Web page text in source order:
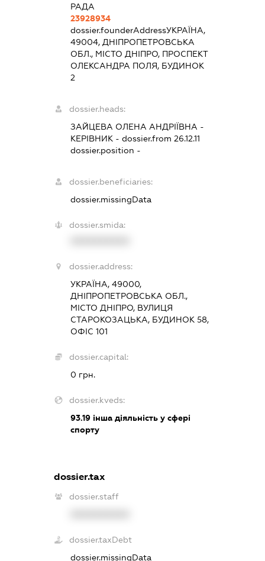
РАДА
23928934
dossier.founderAddressУКРАЇНА,
49004, ДНІПРОПЕТРОВСЬКА
ОБЛ., МІСТО ДНІПРО, ПРОСПЕКТ
ОЛЕКСАНДРА ПОЛЯ, БУДИНОК
2
dossier.heads:
ЗАЙЦЕВА ОЛЕНА АНДРІЇВНА -
КЕРІВНИК - dossier.from 26.12.11
dossier.position -
dossier.beneficiaries:
dossier.missingData
dossier.smida:
dossier.address:
УКРАЇНА, 49000,
ДНІПРОПЕТРОВСЬКА ОБЛ.,
МІСТО ДНІПРО, ВУЛИЦЯ
СТАРОКОЗАЦЬКА, БУДИНОК 58,
ОФІС 101
dossier.capital:
0 грн.
dossier.kveds:
93.19 інша діяльність у сфері
спорту
dossier.tax
dossier.staff
dossier.taxDebt
dossier.missingData